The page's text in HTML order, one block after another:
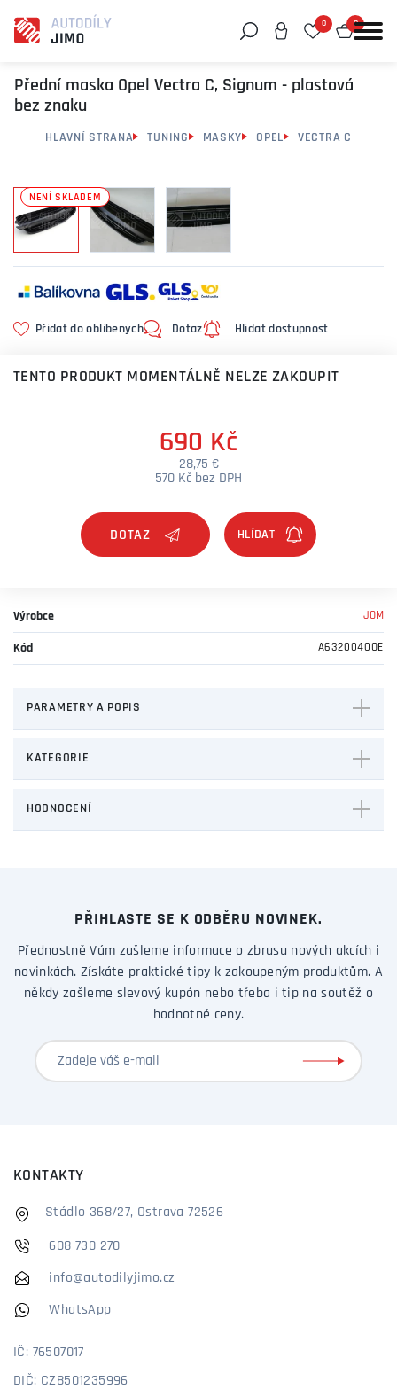
0 0
Přední maska Opel Vectra C, Signum - plastová
bez znaku
HLAVNÍ STRANA TUNING MASKY OPEL VECTRA C
NENÍ SKLADEM
Přidat do oblíbených Dotaz Hlídat dostupnost
TENTO PRODUKT MOMENTÁLNĚ NELZE ZAKOUPIT
690 Kč
28,75 €
570 Kč bez DPH
DOTAZ
Výrobce JOM
Kód A6320040OE
PARAMETRY A POPIS
KATEGORIE
HODNOCENÍ
PŘIHLASTE SE K ODBĚRU NOVINEK.
Přednostně Vám zašleme informace o zbrusu nových akcích i
novinkách. Získáte praktické tipy k zakoupeným produktům. A
někdy zašleme slevový kupón nebo třeba i tip na soutěž o
hodnotné ceny.
KONTAKTY
Stádlo 368/27, Ostrava 72526
608 730 270
info@autodilyjimo.cz
WhatsApp
IČ: 76507017
DIČ: CZ8501235996
Můžeme vám pomoci něco najít?